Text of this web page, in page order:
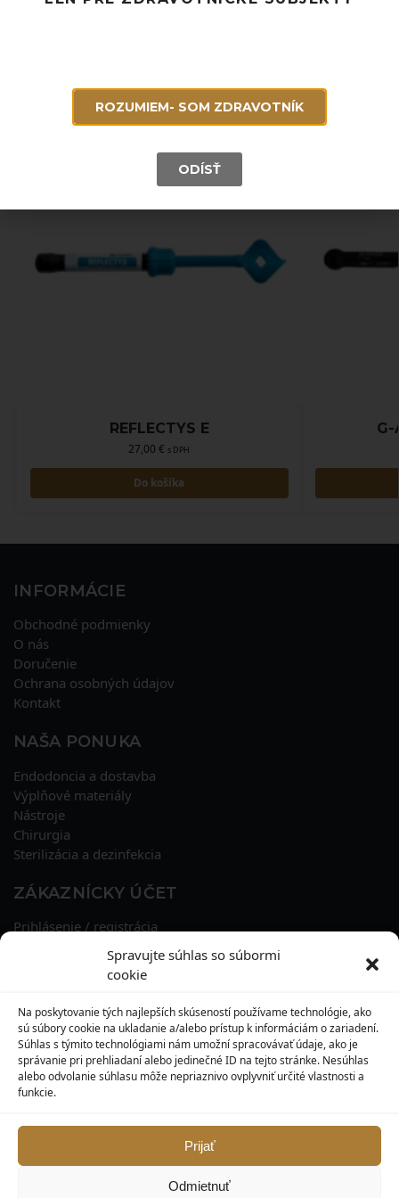
Spravujte súhlas so súbormi
cookie
Na poskytovanie tých najlepších skúseností používame technológie, ako
sú súbory cookie na ukladanie a/alebo prístup k informáciám o zariadení.
Súhlas s týmito technológiami nám umožní spracovávať údaje, ako je
správanie pri prehliadaní alebo jedinečné ID na tejto stránke. Nesúhlas
alebo odvolanie súhlasu môže nepriaznivo ovplyvniť určité vlastnosti a
funkcie.
Prijať
Odmietnuť
Súvisiace produkty
REFLECTYS E
27,00€ s DPH
Do košíka
G-
INFORMÁCIE
Obchodné podmienky
O nás
Doručenie
Ochrana osobných údajov
Kontakt
NAŠA PONUKA
Endodoncia a dostavba
Výplňové materiály
Nástroje
Chirurgia
Sterilizácia a dezinfekcia
ZÁKAZNÍCKY ÚČET
Prihlásenie / registrácia
História objednávok
Zľavové kupóny
KONTAKT
MAXILO DENTAL, s. r. o.
917 05 Trnava
ROZUMIEM- SOM ZDRAVOTNÍK
ODÍSŤ